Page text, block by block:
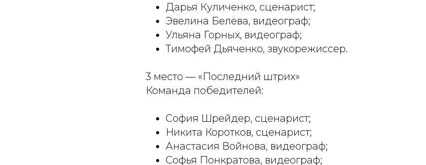
Дарья Куличенко, сценарист;
Эвелина Белёва, видеограф;
Ульяна Горных, видеограф;
Тимофей Дьяченко, звукорежиссер.
3 место — «Последний штрих»
Команда победителей:
София Шрейдер, сценарист;
Никита Коротков, сценарист;
Анастасия Войнова, видеограф;
Софья Понкратова, видеограф;